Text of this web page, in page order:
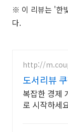
※ 이 리뷰는 '한
다.
http://
도서리뷰
복잡한 경제
로 시작하세